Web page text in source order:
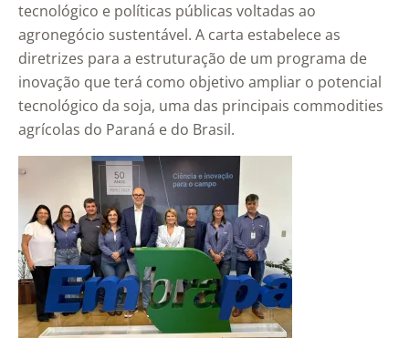
tecnológico e políticas públicas voltadas ao
agronegócio sustentável. A carta estabelece as
diretrizes para a estruturação de um programa de
inovação que terá como objetivo ampliar o potencial
tecnológico da soja, uma das principais commodities
agrícolas do Paraná e do Brasil.